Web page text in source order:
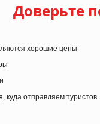
Доверьте
хорошие цены
куда отправляем туристов